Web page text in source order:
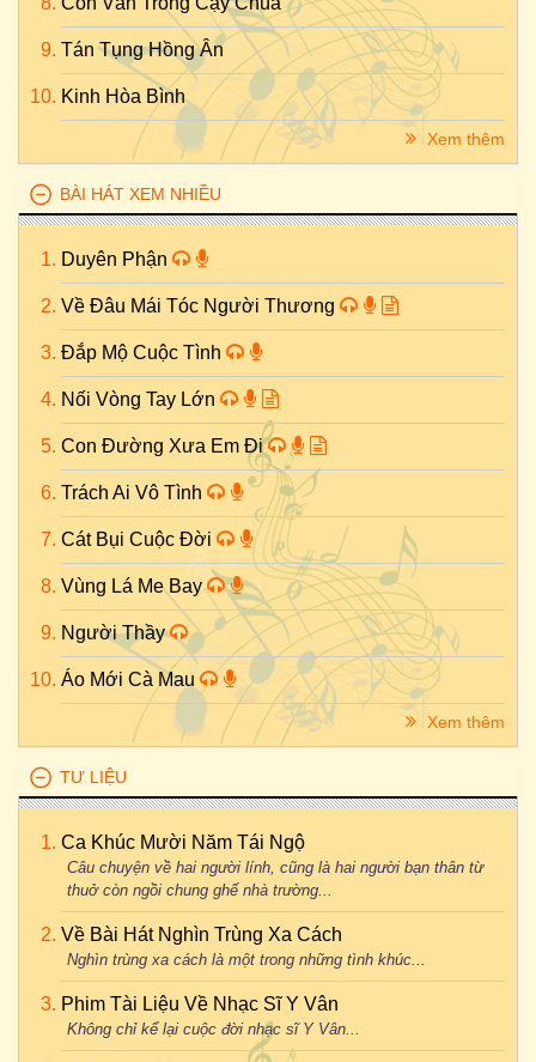
Tán Tụng Hồng Ân
Kinh Hòa Bình
Xem thêm
BÀI HÁT XEM NHIỀU
Duyên Phận
Về Đâu Mái Tóc Người Thương
Đắp Mộ Cuộc Tình
Nối Vòng Tay Lớn
Con Đường Xưa Em Đi
Trách Ai Vô Tình
Cát Bụi Cuộc Đời
Vùng Lá Me Bay
Người Thầy
Áo Mới Cà Mau
Xem thêm
TƯ LIỆU
Ca Khúc Mười Năm Tái Ngộ
Câu chuyện về hai người lính, cũng là hai người bạn thân từ
thuở còn ngồi chung ghế nhà trường...
Về Bài Hát Nghìn Trùng Xa Cách
Nghìn trùng xa cách là một trong những tình khúc...
Phim Tài Liệu Về Nhạc Sĩ Y Vân
Không chỉ kể lại cuộc đời nhạc sĩ Y Vân...